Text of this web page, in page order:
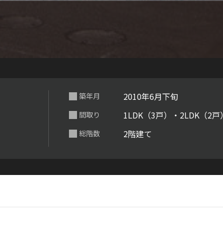
築年月 2010年6月下旬
間取り 1LDK（3戸）・2LDK（2戸）
総階数 2階建て